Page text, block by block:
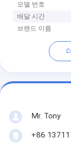
모델 번호
배달 시간
브랜드 이름
Mr. Tony
+86